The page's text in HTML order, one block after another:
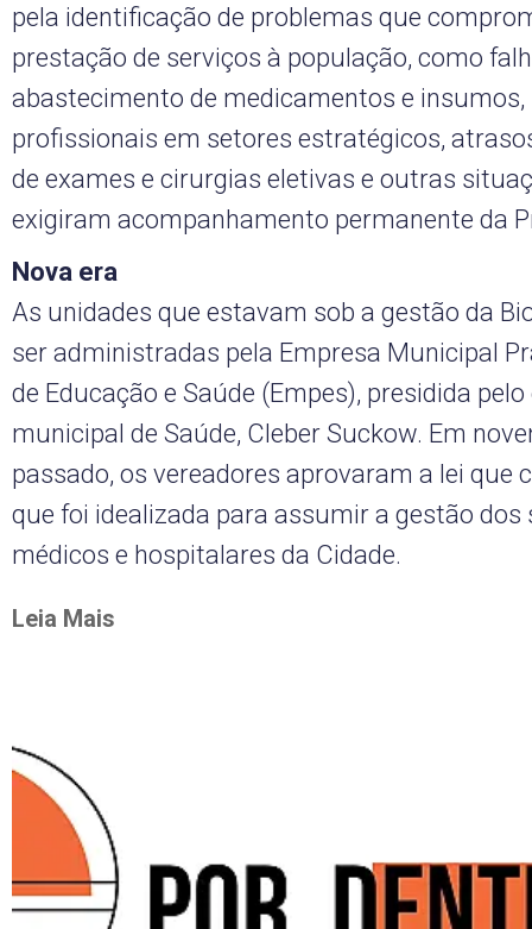
pela identificação de problemas que
prestação de serviços à população, como
abastecimento de medicamentos e
profissionais em setores estratégicos,
de exames e cirurgias eletivas e outras
exigiram acompanhamento permanente da
Nova era
As unidades que estavam sob a gestão da
ser administradas pela Empresa Municipal
de Educação e Saúde (Empes), presidida
municipal de Saúde, Cleber Suckow. Em
passado, os vereadores aprovaram a lei que
que foi idealizada para assumir a gestão dos
médicos e hospitalares da Cidade.
Leia Mais